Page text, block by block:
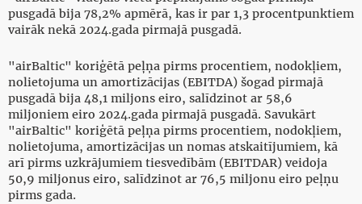
pusgadā bija 78,2% apmērā, kas ir par 1,3 procentpunktiem
vairāk nekā 2024.gada pirmajā pusgadā.
"airBaltic" koriģētā peļņa pirms procentiem, nodokļiem,
nolietojuma un amortizācijas (EBITDA) šogad pirmajā
pusgadā bija 48,1 miljons eiro, salīdzinot ar 58,6
miljoniem eiro 2024.gada pirmajā pusgadā. Savukārt
"airBaltic" koriģētā peļņa pirms procentiem, nodokļiem,
nolietojuma, amortizācijas un nomas atskaitījumiem, kā
arī pirms uzkrājumiem tiesvedībām (EBITDAR) veidoja
50,9 miljonus eiro, salīdzinot ar 76,5 miljonu eiro peļņu
pirms gada.